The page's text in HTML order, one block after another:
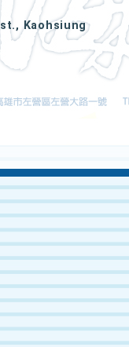
Kaohsiung